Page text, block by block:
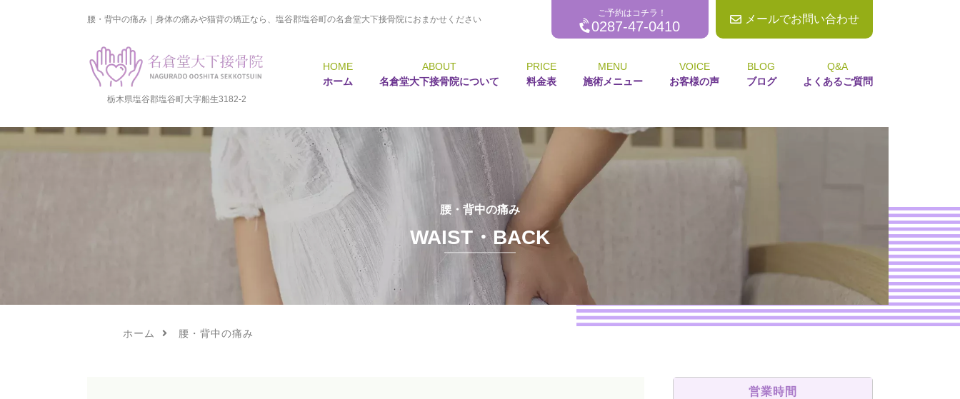
腰・背中の痛み｜身体の痛みや猫背の矯正なら、塩谷郡塩谷町の名倉堂大下接骨院におまかせください
ご予約はコチラ！
0287-47-0410 メールでお問い合わせ
栃木県塩谷郡塩谷町大字船生3182-2
HOME
ホーム
ABOUT
名倉堂大下接骨院について
PRICE
料金表
MENU
施術メニュー
VOICE
お客様の声
BLOG
ブログ
Q&A
よくあるご質問
腰・背中の痛み
WAIST・BACK
ホーム 腰・背中の痛み
営業時間